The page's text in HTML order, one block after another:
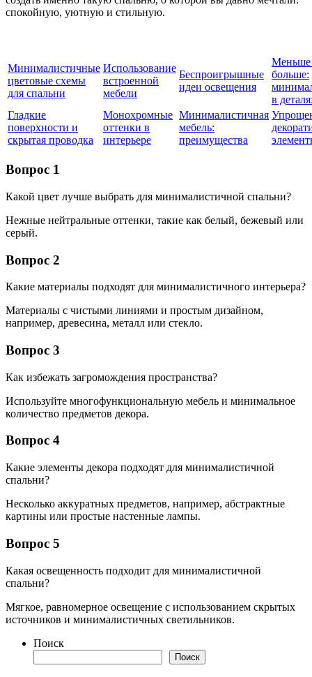
спокойную, уютную и стильную.
Минималистичные
цветовые схемы
для спальни
Использование
встроенной
мебели
Беспроигрышные
идеи освещения
больше:
в
Гладкие
поверхности и
скрытая проводка
Монохромные
оттенки в
интерьере
Минималистичная
мебель:
преимущества
Вопрос 1
Какой цвет лучше выбрать для минималистичной спальни?
Нежные нейтральные оттенки, такие как белый, бежевый или
серый.
Вопрос 2
Какие материалы подходят для минималистичного интерьера?
Материалы с чистыми линиями и простым дизайном,
например, древесина, металл или стекло.
Вопрос 3
Как избежать загромождения пространства?
Используйте многофункциональную мебель и минимальное
количество предметов декора.
Вопрос 4
Какие элементы декора подходят для минималистичной
спальни?
Несколько аккуратных предметов, например, абстрактные
картины или простые настенные лампы.
Вопрос 5
Какая освещенность подходит для минималистичной
спальни?
Мягкое, равномерное освещение с использованием скрытых
источников и минималистичных светильников.
Поиск
Поиск